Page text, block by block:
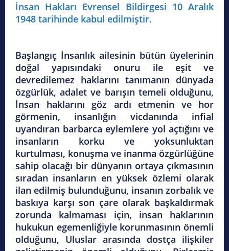
İnsan Hakları Evrensel Bildirgesi 10 Aralık
1948 tarihinde kabul edilmiştir.
Başlangıç İnsanlık ailesinin bütün üyelerinin
doğal yapısındaki onuru ile eşit ve
devredilemez haklarını tanımanın dünyada
özgürlük, adalet ve barışın temeli olduğunu,
İnsan haklarını göz ardı etmenin ve hor
görmenin, insanlığın vicdanında infial
uyandıran barbarca eylemlere yol açtığını ve
insanların korku ve yoksunluktan
kurtulması, konuşma ve inanma özgürlüğüne
sahip olacağı bir dünyanın ortaya çıkmasının
sıradan insanların en yüksek özlemi olarak
ilan edilmiş bulunduğunu, insanın zorbalık ve
baskıya karşı son çare olarak başkaldırmak
zorunda kalmaması için, insan haklarının
hukukun egemenliğiyle korunmasının önemli
olduğunu, Uluslar arasında dostça ilişkiler